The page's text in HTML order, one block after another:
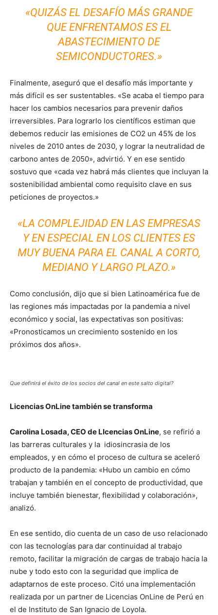
«QUIZÁS EL DESAFÍO MÁS GRANDE
QUE ENFRENTAMOS ES EL
ABASTECIMIENTO DE
SEMICONDUCTORES.»
Finalmente, aseguró que el desafío más importante y
más difícil es ser sustentables. «Se acaba el tiempo para
hacer los cambios necesarios para prevenir daños
irreversibles. Para lograrlo los científicos estiman que
debemos reducir las emisiones de CO2 un 45% de los
niveles de 2010 antes de 2030, y lograr la neutralidad de
carbono antes de 2050», advirtió. Y en ese sentido
sostuvo que «cada vez habrá más clientes que incluyan la
sostenibilidad ambiental como requisito clave en sus
peticiones de proyectos.»
«LA COMPLEJIDAD EN LAS EMPRESAS
Y EN ESPECIAL EN LOS CLIENTES ES
MUY BUENA PARA EL CANAL A CORTO,
MEDIANO Y LARGO PLAZO.»
Como conclusión, dijo que si bien Latinoamérica fue de
las regiones más impactadas por la pandemia a nivel
económico y social, las expectativas son positivas:
«Pronosticamos un crecimiento sostenido en los
próximos dos años».
Que definirá el éxito de los socios del canal en este salto digital?
Licencias OnLine también se transforma
Carolina Losada, CEO de LIcencias OnLine, se refirió a
las barreras culturales y la idiosincrasia de los
empleados, y en cómo el proceso de cultura se aceleró
producto de la pandemia: «Hubo un cambio en cómo
trabajan y también en el concepto de productividad, que
incluye también bienestar, flexibilidad y colaboración»,
analizó.
En ese sentido, dio cuenta de un caso de uso relacionado
con las tecnologías para dar continuidad al trabajo
remoto, facilitar la migración de cargas de trabajo hacia la
nube y todo esto con la seguridad que implica de
adaptarnos de este proceso. Citó una implementación
realizada por un partner de Licencias OnLine de Perú en
el de Instituto de San Ignacio de Loyola.